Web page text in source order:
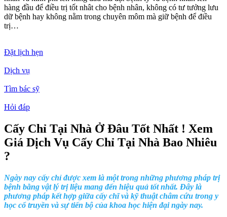
hàng đầu để điều trị tốt nhât cho bệnh nhân, không có tư tưởng lưu
dữ bệnh hay không nằm trong chuyên môm mà giữ bệnh để điều
trị…
Đặt lịch hẹn
Dịch vụ
Tìm bác sỹ
Hỏi đáp
Cấy Chỉ Tại Nhà Ở Đâu Tốt Nhất ! Xem
Giá Dịch Vụ Cấy Chỉ Tại Nhà Bao Nhiêu
?
Ngày nay cấy chỉ được xem là một trong những phương pháp trị
bệnh bằng vật lý trị liệu mang đến hiệu quả tốt nhất. Đây là
phương pháp kết hợp giữa cấy chĩ và kỹ thuật châm cứu trong y
học cổ truyền và sự tiến bộ của khoa học hiện đại ngày nay.